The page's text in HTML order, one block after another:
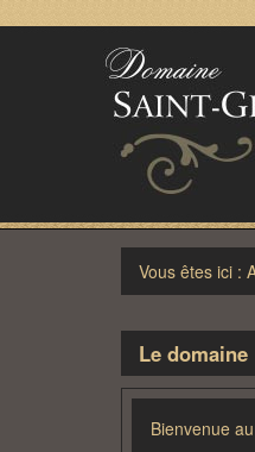
Vous êtes ici :
Le domaine
Bienvenue